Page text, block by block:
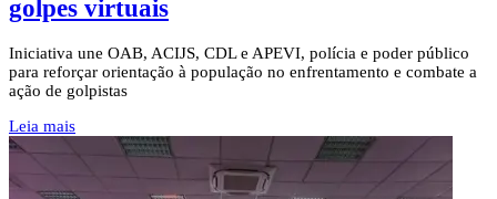
golpes virtuais
Iniciativa une OAB, ACIJS, CDL e APEVI, polícia e poder público
para reforçar orientação à população no enfrentamento e combate a
ação de golpistas
Leia mais